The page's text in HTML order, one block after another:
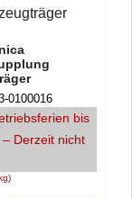
0100016
bis
Derzeit nicht